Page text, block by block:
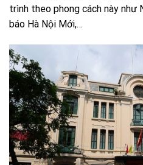
trình theo phong cách này như
báo Hà Nội Mới,…